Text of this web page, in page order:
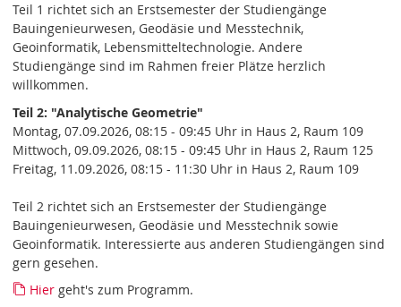
Teil 1 richtet sich an Erstsemester der Studiengänge
Bauingenieurwesen, Geodäsie und Messtechnik,
Geoinformatik, Lebensmitteltechnologie. Andere
Studiengänge sind im Rahmen freier Plätze herzlich
willkommen.
Teil 2: "Analytische Geometrie"
Montag, 07.09.2026, 08:15 - 09:45 Uhr in Haus 2, Raum 109
Mittwoch, 09.09.2026, 08:15 - 09:45 Uhr in Haus 2, Raum 125
Freitag, 11.09.2026, 08:15 - 11:30 Uhr in Haus 2, Raum 109
Teil 2 richtet sich an Erstsemester der Studiengänge
Bauingenieurwesen, Geodäsie und Messtechnik sowie
Geoinformatik. Interessierte aus anderen Studiengängen sind
gern gesehen.
Hier geht's zum Programm.